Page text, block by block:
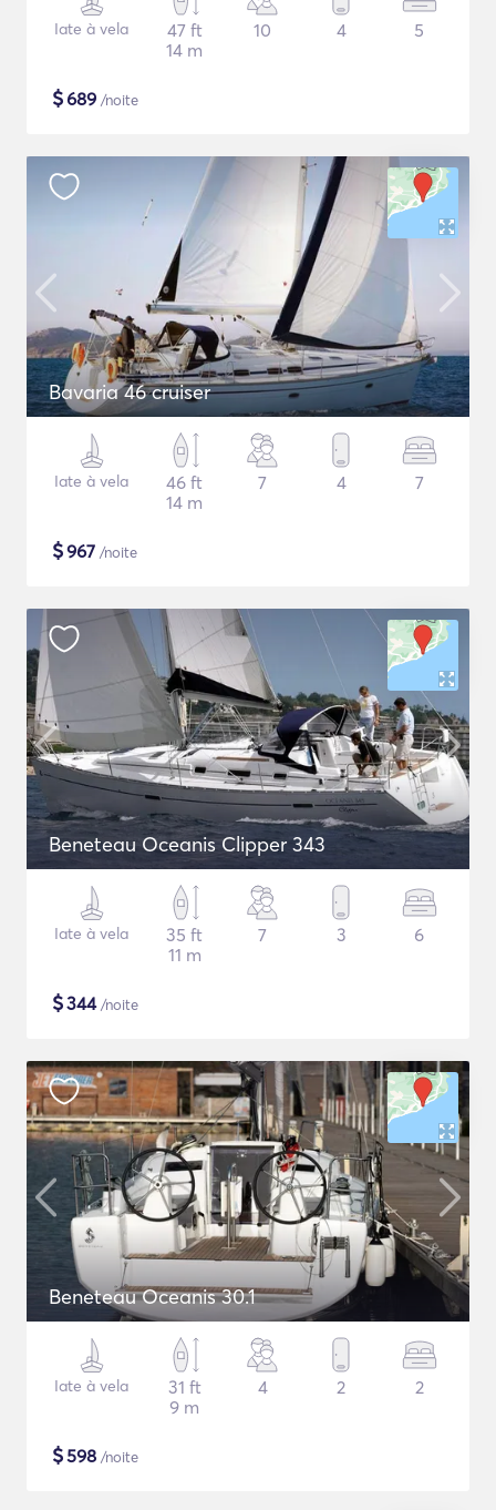
Iate à vela
47 ft
14 m
10 4 5
$689 /noite
Bavaria 46 cruiser
Iate à vela
46 ft
14 m
7 4 7
$967 /noite
Beneteau Oceanis Clipper 343
Iate à vela
35 ft
11 m
7 3 6
$344/noite
Beneteau Oceanis 30.1
Iate à vela
31 ft
9 m
4 2 2
$598 /noite